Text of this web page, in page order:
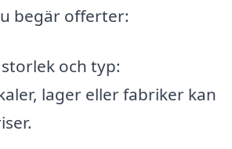
begär offerter:
och typ:
lager eller fabriker kan